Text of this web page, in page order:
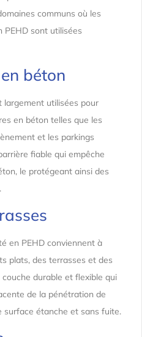
communs où les
PEHD sont utilisées
béton
largement utilisées pour
en béton telles que les
et les parkings
fiable qui empêche
le protégeant ainsi des
en PEHD conviennent à
plats, des terrasses et des
durable et flexible qui
de la pénétration de
surface étanche et sans fuite.